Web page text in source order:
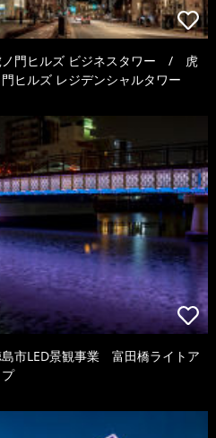
ノ門ヒルズ ビジネスタワー / 虎
門ヒルズ レジデンシャルタワー
市LED景観事業 富田橋ライトア
プ